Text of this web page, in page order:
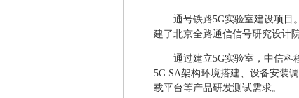
通号铁路5G实验室建设项目
建了北京全路通信信号研究设计
通过建立5G实验室，中信科
5G SA架构环境搭建、设备安装
载平台等产品研发测试需求。